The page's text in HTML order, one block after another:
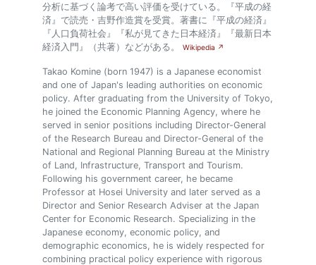
分析に基づく論考で高い評価を受けている。『平成の経
済』で読売・吉野作造賞を受賞。著書に『平成の経済』
『人口負荷社会』『私が見てきた日本経済』『最新日本
経済入門』（共著）などがある。
Wikipedia ↗
Takao Komine (born 1947) is a Japanese economist
and one of Japan's leading authorities on economic
policy. After graduating from the University of Tokyo,
he joined the Economic Planning Agency, where he
served in senior positions including Director-General
of the Research Bureau and Director-General of the
National and Regional Planning Bureau at the Ministry
of Land, Infrastructure, Transport and Tourism.
Following his government career, he became
Professor at Hosei University and later served as a
Director and Senior Research Adviser at the Japan
Center for Economic Research. Specializing in the
Japanese economy, economic policy, and
demographic economics, he is widely respected for
combining practical policy experience with rigorous